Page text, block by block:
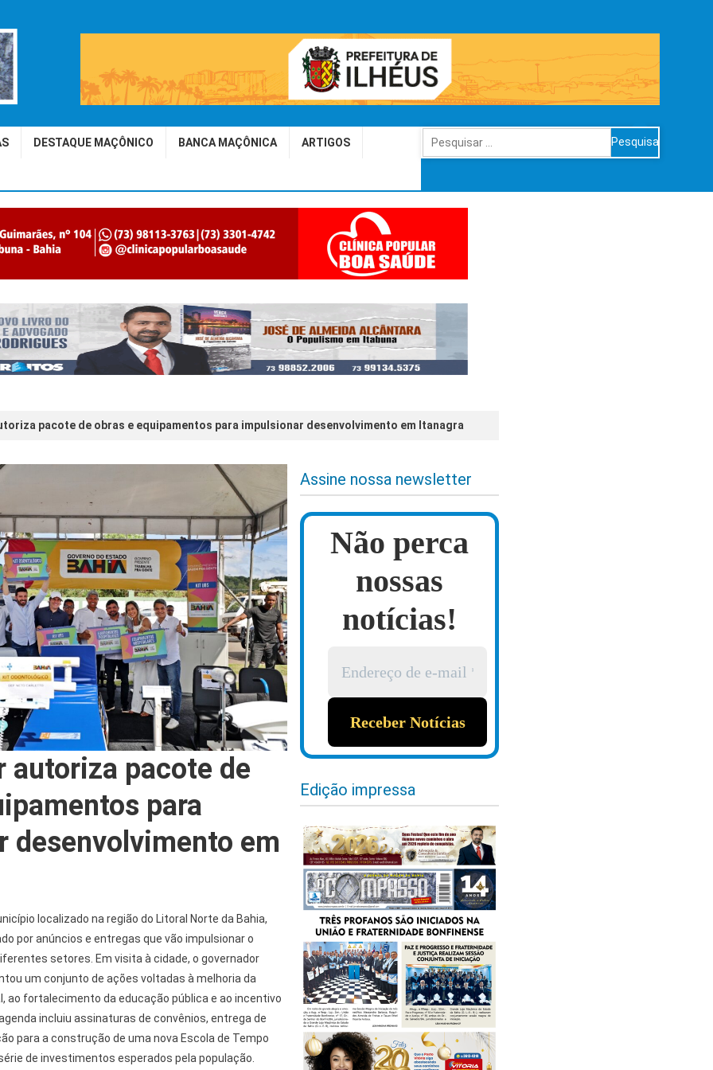
DESTAQUE MAÇÔNICO BANCA MAÇÔNICA ARTIGOS
Pesquisar
por:
pacote de obras e equipamentos para impulsionar desenvolvimento em Itanagra
autoriza pacote de
para
desenvolvimento em
localizado na região do Litoral Norte da Bahia,
por anúncios e entregas que vão impulsionar o
setores. Em visita à cidade, o governador
um conjunto de ações voltadas à melhoria da
ao fortalecimento da educação pública e ao incentivo
incluiu assinaturas de convênios, entrega de
para a construção de uma nova Escola de Tempo
de investimentos esperados pela população.
Assine nossa newsletter
Não perca
nossas
notícias!
Edição impressa